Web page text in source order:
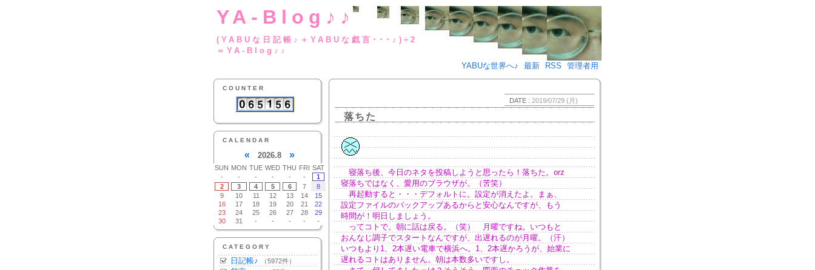
YA-Blog♪♪
(YABUな日記帳♪＋YABUな戯言･･･♪)÷2
＝YA-Blog♪♪
YABUな世界へ♪
最新 RSS 管理者用
COUNTER
CALENDAR
« 2026.8 »
SUN MON TUE WED THU FRI SAT
-
- - - - -
1
2
3 4 5 6 7
8
9
10 11 12 13 14
15
16
17 18 19 20 21
22
23
24 25 26 27 28
29
30
31 - - - - -
CATEGORY
日記帳♪ （5972件）
DATE : 2019/07/29 (月)
落ちた
寝落ち後、今日のネタを投稿しようと思ったら！落ちた。orz
寝落ちではなく、愛用のブラウザが。（苦笑）
再起動すると・・・デフォルトに。設定が消えたよ。まぁ、
設定ファイルのバックアップあるからと安心なんですが、もう
時間が！明日しましょう。
ってコトで。朝に話は戻る。（笑） 月曜ですね。いつもと
おんなじ調子でスタートなんですが、出遅れるのが月曜。（汗）
いつもより1、2本遅い電車で横浜へ。1、2本遅かろうが、始業に
遅れるコトはありません。朝は本数多いですし。